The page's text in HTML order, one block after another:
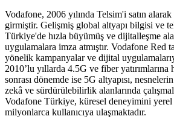
Vodafone, 2006 yılında Telsim'i satın
girmiştir. Gelişmiş global altyapı bilgisi ve
Türkiye'de hızla büyümüş ve dijitalleşme
uygulamalara imza atmıştır. Vodafone Red
yönelik kampanyalar ve dijital
2010’lu yıllarda 4.5G ve fiber yatırımlarına
sonrası dönemde ise 5G altyapısı,
zekâ ve sürdürülebilirlik alanlarında
Vodafone Türkiye, küresel deneyimini
milyonlarca kullanıcıya ulaşmaktadır.